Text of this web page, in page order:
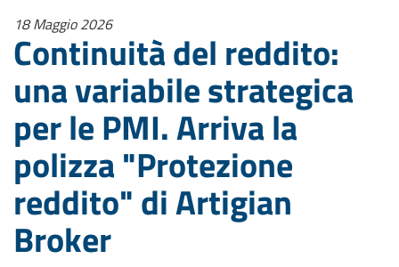
18 Maggio 2026
Continuità del reddito:
una variabile strategica
per le PMI. Arriva la
polizza "Protezione
reddito" di Artigian
Broker